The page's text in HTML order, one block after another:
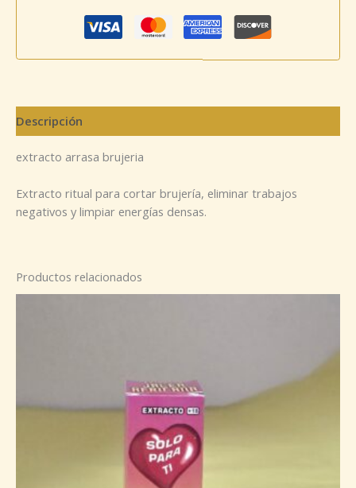
Descripción
extracto arrasa brujeria
Extracto ritual para cortar brujería, eliminar trabajos
negativos y limpiar energías densas.
Productos relacionados